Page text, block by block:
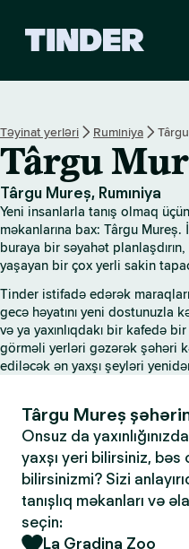
r
o
m
e
Təyinat yerləri Rumıniya
Târgu
Târgu Mureș, Rumıniya
Yeni insanlarla tanış olmaq
məkanlarına bax: Târgu
buraya bir səyahət
yaşayan bir çox yerli sakin
Tinder istifadə edərək
gecə həyatını yeni
və ya yaxınlıqdakı bir kafedə
görməli yerləri gəzərək şəhəri
ediləcək ən yaxşı şeyləri
Târgu Mureș
Onsuz da
yaxşı yeri bilirsiniz, bəs
bilirsinizmi? Sizi
tanışlıq məkanları və
seçin:
La Gradina Zoo